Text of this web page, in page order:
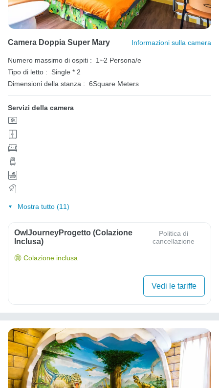
Camera Doppia Super Mary Informazioni sulla camera
Numero massimo di ospiti :
1~2 Persona/e
Tipo di letto :
Single * 2
Dimensioni della stanza : 6Square Meters
Servizi della camera
Mostra tutto (11)
OwlJourneyProgetto (colazione
Inclusa)
Politica di
cancellazione
Colazione inclusa
Vedi le tariffe